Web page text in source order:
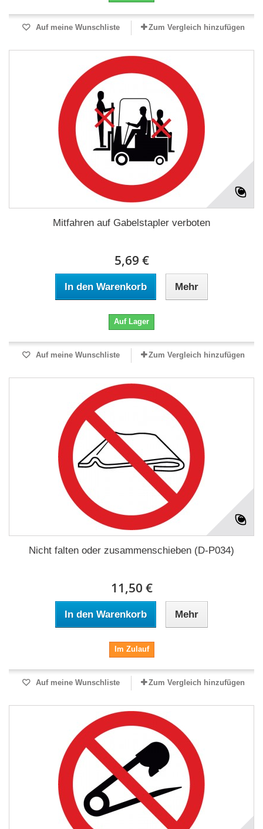
Auf meine Wunschliste Zum Vergleich hinzufügen
Mitfahren auf Gabelstapler verboten
5,69 €
In den Warenkorb Mehr
Auf Lager
Auf meine Wunschliste Zum Vergleich hinzufügen
Nicht falten oder zusammenschieben (D-P034)
11,50 €
In den Warenkorb Mehr
Im Zulauf
Auf meine Wunschliste Zum Vergleich hinzufügen